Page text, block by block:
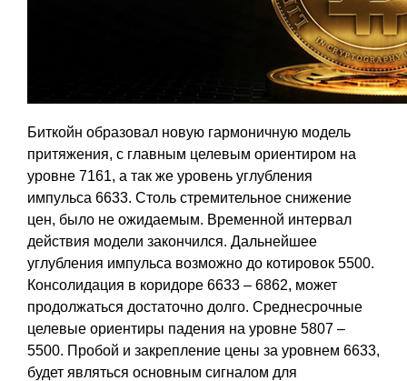
Биткойн образовал новую гармоничную модель
притяжения, с главным целевым ориентиром на
уровне 7161, а так же уровень углубления
импульса 6633. Столь стремительное снижение
цен, было не ожидаемым. Временной интервал
действия модели закончился. Дальнейшее
углубления импульса возможно до котировок 5500.
Консолидация в коридоре 6633 – 6862, может
продолжаться достаточно долго. Cреднесрочные
целевые ориентиры падения на уровне 5807 –
5500. Пробой и закрепление цены за уровнем 6633,
будет являться основным сигналом для